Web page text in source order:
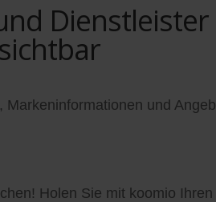
und
Holen Sie mit koomio